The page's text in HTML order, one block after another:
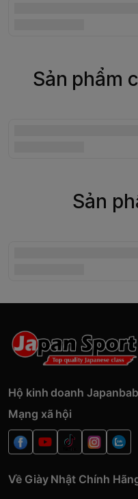
Sản phẩm
Sản
Hộ kinh doanh
Mạng xã hội
Về Giày Nhật Chính